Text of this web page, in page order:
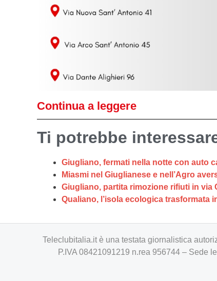
Continua a leggere
Ti potrebbe
Giugliano, fermati nella notte con auto
Miasmi nel Giuglianese e nell’Agro
Giugliano, partita rimozione rifiuti in via
Qualiano, l’isola ecologica trasformata
Teleclubitalia.it è una testata giornalistica
P.IVA 08421091219 n.rea 956744 – Sede